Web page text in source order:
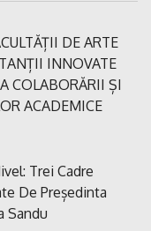
DE ARTE
INNOVATE
COLABORĂRII ȘI
ACADEMICE
Trei Cadre
De Președinta
Sandu